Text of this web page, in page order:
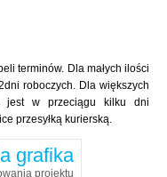
terminów. Dla małych ilości
roboczych. Dla większych
jest w przeciągu kilku dni
przesyłką kurierską.
grafika
projektu